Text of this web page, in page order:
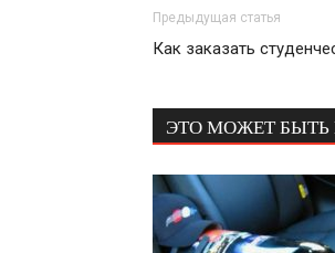
Предыдущая статья
Как заказать
ЭТО МОЖЕТ БЫТЬ